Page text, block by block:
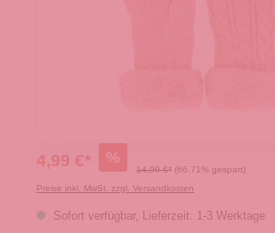
4,99 €* %
14,99 €* (66.71% gespart)
Preise inkl. MwSt. zzgl. Versandkosten
Sofort verfügbar, Lieferzeit: 1-3 Werktage